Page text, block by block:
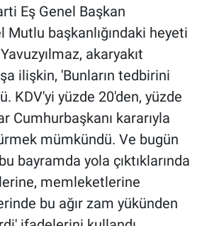
Eş Genel Başkan
Mutlu başkanlığındaki heyeti
akaryakıt
ilişkin, 'Bunların tedbirini
KDV'yi yüzde 20'den, yüzde
Cumhurbaşkanı kararıyla
mümkündü. Ve bugün
bayramda yola çıktıklarında
memleketlerine
bu ağır zam yükünden